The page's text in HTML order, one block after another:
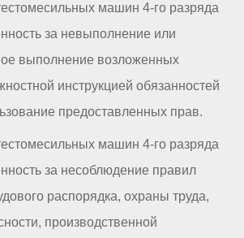
машин 4-го разряда
за невыполнение или
выполнение возложенных
инструкцией обязанностей
предоставленных прав.
машин 4-го разряда
за несоблюдение правил
распорядка, охраны труда,
производственной